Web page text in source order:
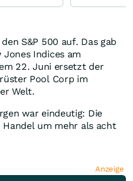
S&P 500 auf. Das gab
Jones Indices am
22. Juni ersetzt der
Pool Corp im
Welt.
war eindeutig: Die
um mehr als acht
Anzeige